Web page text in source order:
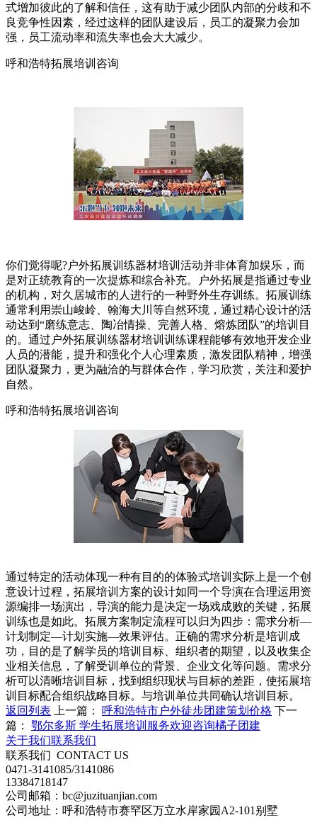
式增加彼此的了解和信任，这有助于减少团队内部的分歧和不
良竞争性因素，经过这样的团队建设后，员工的凝聚力会加
强，员工流动率和流失率也会大大减少。
呼和浩特拓展培训咨询
你们觉得呢?户外拓展训练器材培训活动并非体育加娱乐，而
是对正统教育的一次提炼和综合补充。户外拓展是指通过专业
的机构，对久居城市的人进行的一种野外生存训练。拓展训练
通常利用崇山峻岭、翰海大川等自然环境，通过精心设计的活
动达到“磨练意志、陶冶情操、完善人格、熔炼团队”的培训目
的。通过户外拓展训练器材培训训练课程能够有效地开发企业
人员的潜能，提升和强化个人心理素质，激发团队精神，增强
团队凝聚力，更为融洽的与群体合作，学习欣赏，关注和爱护
自然。
呼和浩特拓展培训咨询
通过特定的活动体现一种有目的的体验式培训实际上是一个创
意设计过程，拓展培训方案的设计如同一个导演在合理运用资
源编排一场演出，导演的能力是决定一场戏成败的关键，拓展
训练也是如此。拓展方案制定流程可以归为四步：需求分析—
计划制定—计划实施—效果评估。正确的需求分析是培训成
功，目的是了解学员的培训目标、组织者的期望，以及收集企
业相关信息，了解受训单位的背景、企业文化等问题。需求分
析可以清晰培训目标，找到组织现状与目标的差距，使拓展培
训目标配合组织战略目标。与培训单位共同确认培训目标。
返回列表
上一篇： 呼和浩特市户外徒步团建策划价格 下一
篇： 鄂尔多斯 学生拓展培训服务欢迎咨询橘子团建
关于我们联系我们
联系我们 CONTACT US
0471-3141085/3141086
13384718147
公司邮箱：bc@juzituanjian.com
公司地址：呼和浩特市赛罕区万立水岸家园A2-101别墅